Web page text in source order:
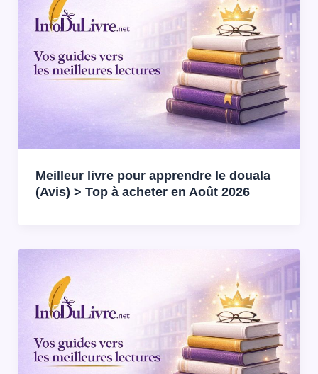
Meilleur livre pour apprendre le douala
(Avis) > Top à acheter en Août 2026